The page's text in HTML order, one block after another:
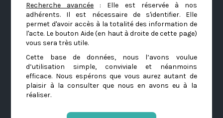
Recherche avancée : Elle est réservée à nos
adhérents. Il est nécessaire de s'identifier. Elle
permet d'avoir accès à la totalité des information de
l'acte. Le bouton Aide (en haut à droite de cette page)
vous sera très utile.
Cette base de données, nous l’avons voulue
d’utilisation simple, conviviale et néanmoins
efficace. Nous espérons que vous aurez autant de
plaisir à la consulter que nous en avons eu à la
réaliser.